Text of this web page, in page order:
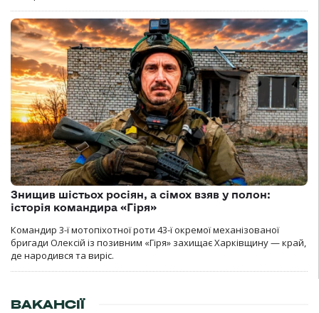
Знищив шістьох росіян, а сімох взяв у полон:
історія командира «Гіря»
Командир 3-ї мотопіхотної роти 43-ї окремої механізованої
бригади Олексій із позивним «Гіря» захищає Харківщину — край,
де народився та виріс.
ВАКАНСІЇ